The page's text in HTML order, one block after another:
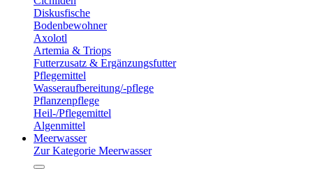
Diskusfische
Bodenbewohner
Axolotl
Artemia & Triops
Futterzusatz & Ergänzungsfutter
Pflegemittel
Wasseraufbereitung/-pflege
Pflanzenpflege
Heil-/Pflegemittel
Algenmittel
Meerwasser
Zur Kategorie Meerwasser